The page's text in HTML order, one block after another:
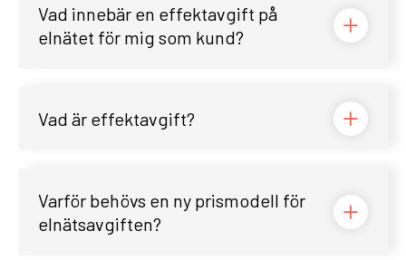
Vad innebär en effektavgift på
elnätet för mig som kund?
Vad är effektavgift?
Varför behövs en ny prismodell för
elnätsavgiften?